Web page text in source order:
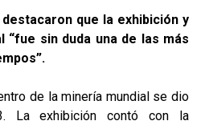
que la exhibición y
“fue sin duda una de las más
de la minería mundial se dio
La exhibición contó con la